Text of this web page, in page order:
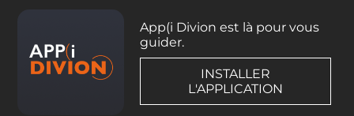
App(i Divion est là pour vous
guider.
INSTALLER
L'APPLICATION